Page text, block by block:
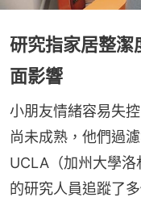
研究指家居整潔
面影響
小朋友情緒容易失
尚未成熟，他們過
UCLA（加州大學
的研究人員追蹤了